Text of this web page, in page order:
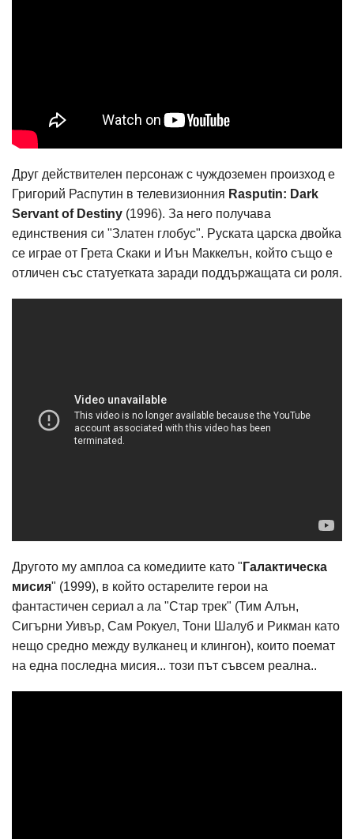
Друг действителен персонаж с чуждоземен произход е
Григорий Распутин в телевизионния Rasputin: Dark
Servant of Destiny (1996). За него получава
единствения си "Златен глобус". Руската царска двойка
се играе от Грета Скаки и Иън Маккелън, който също е
отличен със статуетката заради поддържащата си роля.
Другото му амплоа са комедиите като " Галактическа
мисия" (1999), в който остарелите герои на
фантастичен сериал а ла "Стар трек" (Тим Алън,
Сигърни Уивър, Сам Рокуел, Тони Шалуб и Рикман като
нещо средно между вулканец и клингон), които поемат
на една последна мисия... този път съвсем реална..